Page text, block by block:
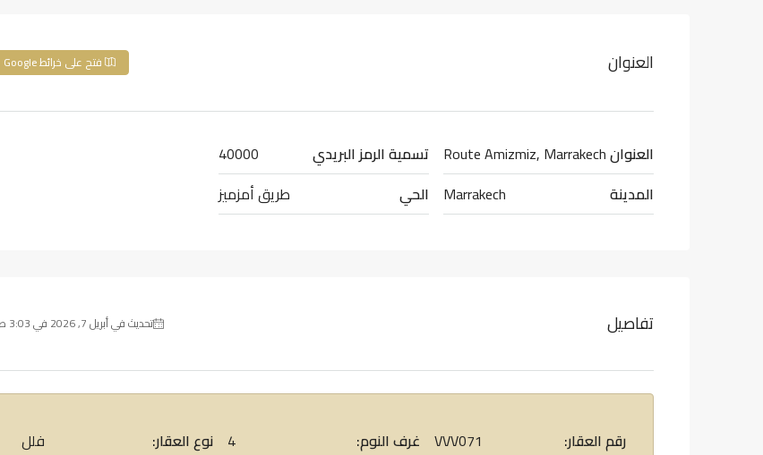
العنوان فتح على خرائط Google
العنوانRoute Amizmiz, Marrakech
المدينة
Marrakech
تسمية الرمز البريدي
40000
الحي
طريق أمزميز
تفاصيل تحديث في أبريل 7, 2026 في 3:03 ص
رقم العقار:
VVV071 غرف النوم:
4 نوع العقار:
فلل